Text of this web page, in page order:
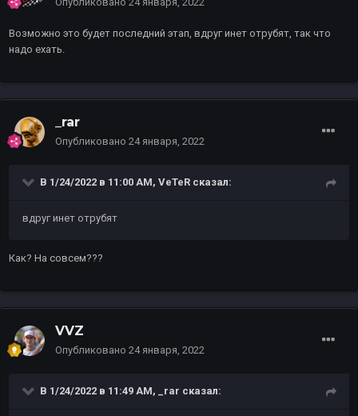
Возможно это будет последний этап, вдруг инет отрубят, так что
надо ехать.
_rar
Опубликовано 24 января, 2022
В 1/24/2022 в 11:00 AM, VeTeR сказал:
вдруг инет отрубят
Как? На совсем???
VVZ
Опубликовано 24 января, 2022
В 1/24/2022 в 11:49 AM, _rar сказал: